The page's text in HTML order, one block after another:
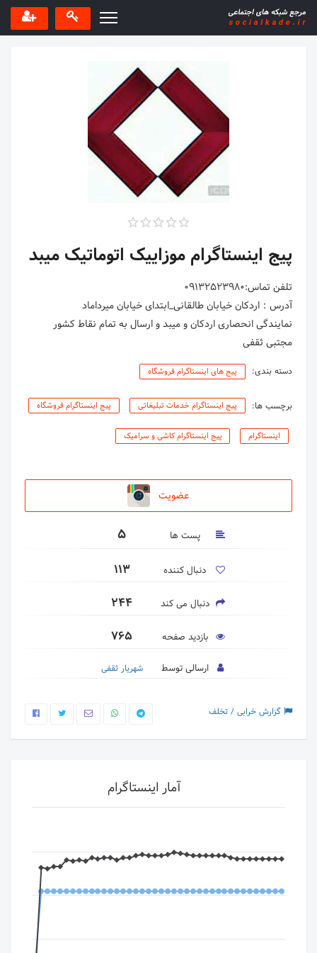
پیج اینستاگرام موزاییک اتوماتیک میبد
مجتبی ثقفی
دسته بندی: پیج های اینستاگرام فروشگاه
برچسب ها: پیج اینستاگرام خدمات تبلیغاتی پیج اینستاگرام فروشگاه
اینستاگرام پیج اینستاگرام کاشی و سرامیک
عضویت
پست ها 5
دنبال کننده 113
دنبال می کند 244
بازدید صفحه 765
ارسالی توسط شهریار ثقفی
گزارش خرابی / تخلف
آمار اینستاگرام